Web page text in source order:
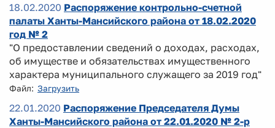
18.02.2020 Распоряжение контрольно-счетной
палаты Ханты-Мансийского района от 18.02.2020
год № 2
"О предоставлении сведений о доходах, расходах,
об имуществе и обязательствах имущественного
характера муниципального служащего за 2019 год"
Файл: Загрузить
22.01.2020 Распоряжение Председателя Думы
Ханты-Мансийского района от 22.01.2020 № 2-р